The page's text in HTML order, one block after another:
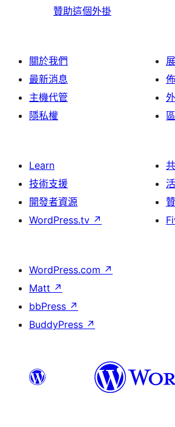
贊助這個外掛
關於我們
最新消息
主機代管
隱私權
Learn
技術支援
開發者資源
WordPress.tv ↗
WordPress.com ↗
Matt ↗
bbPress ↗
BuddyPress ↗